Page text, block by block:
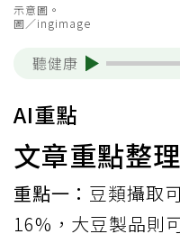
示意圖。
圖／ingimage
聽健康
AI重點
文章重點整理
重點一： 豆類攝取
16%，大豆製品則